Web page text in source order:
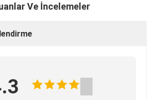
Ve İncelemeler